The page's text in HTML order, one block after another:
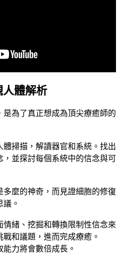
體解析
為了真正想成為頂尖療癒師的
掃描，解讀器官和系統。找出
，並探討每個系統中的信念與可
麼的神奇，而見證細胞的修復
。
緒、挖掘和轉換限制性信念來
和議題，進而完成療癒。
力將會數倍成長。